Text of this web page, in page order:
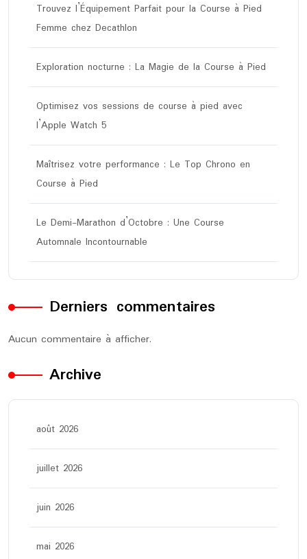
Trouvez l’Équipement Parfait pour la Course à Pied
Femme chez Decathlon
Exploration nocturne : La Magie de la Course à Pied
Optimisez vos sessions de course à pied avec
l’Apple Watch 5
Maîtrisez votre performance : Le Top Chrono en
Course à Pied
Le Demi-Marathon d’Octobre : Une Course
Automnale Incontournable
Derniers commentaires
Aucun commentaire à afficher.
Archive
août 2026
juillet 2026
juin 2026
mai 2026